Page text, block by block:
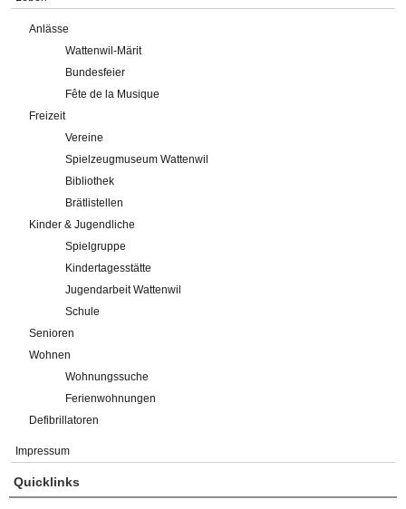
Anlässe
Wattenwil-Märit
Bundesfeier
Fête de la Musique
Freizeit
Vereine
Spielzeugmuseum Wattenwil
Bibliothek
Brätlistellen
Kinder & Jugendliche
Spielgruppe
Kindertagesstätte
Jugendarbeit Wattenwil
Schule
Senioren
Wohnen
Wohnungssuche
Ferienwohnungen
Defibrillatoren
Impressum
Quicklinks